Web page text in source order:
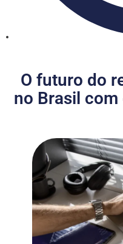
O futuro do
no Brasil